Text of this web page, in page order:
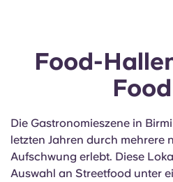
Food-
Die Gastronomieszene in
letzten Jahren durch mehrere
Aufschwung erlebt. Diese
Auswahl an Streetfood unter